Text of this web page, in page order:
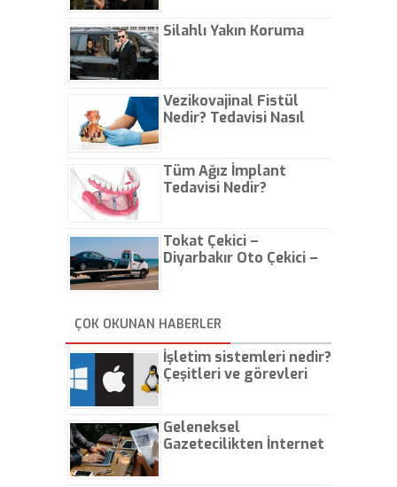
Silahlı Yakın Koruma
Vezikovajinal Fistül
Nedir? Tedavisi Nasıl
Tüm Ağız İmplant
Tedavisi Nedir?
Tokat Çekici –
Diyarbakır Oto Çekici –
ÇOK OKUNAN HABERLER
İşletim sistemleri nedir?
Çeşitleri ve görevleri
Geleneksel
Gazetecilikten İnternet